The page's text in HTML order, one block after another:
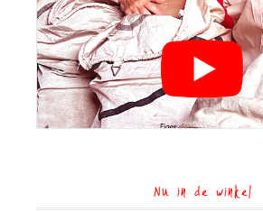
Nu in de winkel